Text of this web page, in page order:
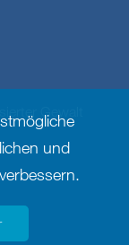
Gewalt
und